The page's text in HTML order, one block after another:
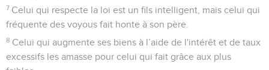
7 Celui qui respecte la loi est un fils intelligent, mais celui qui
fréquente des voyous fait honte à son père.
8 Celui qui augmente ses biens à l’aide de l'intérêt et de taux
excessifs les amasse pour celui qui fait grâce aux plus